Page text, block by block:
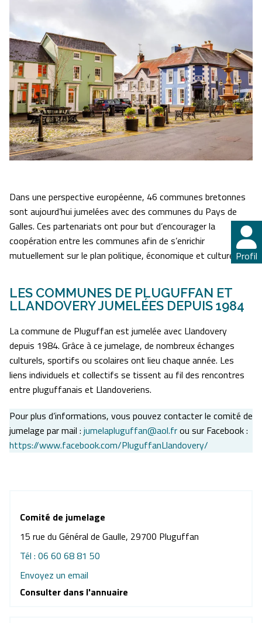
Profil
Dans une perspective européenne, 46 communes bretonnes
sont aujourd’hui jumelées avec des communes du Pays de
Galles. Ces partenariats ont pour but d’encourager la
coopération entre les communes afin de s’enrichir
mutuellement sur le plan politique, économique et culturel.
LES COMMUNES DE PLUGUFFAN ET
LLANDOVERY JUMELÉES DEPUIS 1984
La commune de Pluguffan est jumelée avec Llandovery
depuis 1984. Grâce à ce jumelage, de nombreux échanges
culturels, sportifs ou scolaires ont lieu chaque année. Les
liens individuels et collectifs se tissent au fil des rencontres
entre pluguffanais et Llandoveriens.
Pour plus d’informations, vous pouvez contacter le comité de
jumelage par mail : jumelapluguffan@aol.frou sur Facebook :
https://www.facebook.com/PluguffanLlandovery/
Comité de jumelage
15 rue du Général de Gaulle, 29700 Pluguffan
Tél : 06 60 68 81 50
Envoyez un email
Consulter dans l'annuaire
Profil